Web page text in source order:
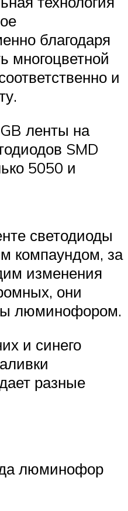
благодаря
многоцветной
и
ленты на
SMD
5050 и
светодиоды
компаундом, за
изменения
они
люминофором.
и синего
разные
люминофор